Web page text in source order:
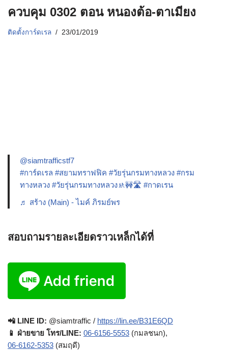
ควบคุม 0302 ตอน หนองต้อ-ตาเมียง
ติดตั้งการ์ดเรล 23/01/2019
@siamtrafficstf7
#การ์ดเรล #สยามทราฟฟิค #วัยรุ่นกรมทางหลวง #กรม
ทางหลวง #วัยรุ่นกรมทางหลวง🚸🚧🛣️ #กาดเรน
♬ สร้าง (Main) - ไมค์ ภิรมย์พร
สอบถามรายละเอียดราวเหล็กได้ที่
📲 LINE ID: @siamtraffic / https://lin.ee/B31E6QD
📱 ฝ่ายขาย โทร/LINE: 06-6156-5553 (กมลชนก),
06-6162-5353 (สมฤดี)